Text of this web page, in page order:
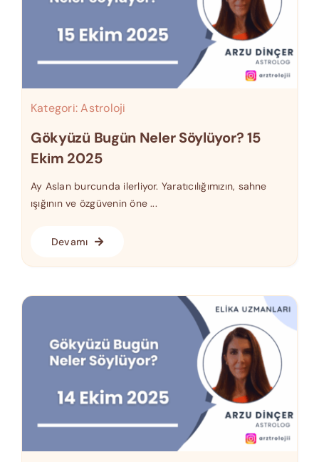
Kategori:Astroloji
Gökyüzü Bugün Neler Söylüyor? 15
Ekim 2025
Ay Aslan burcunda ilerliyor. Yaratıcılığımızın, sahne
ışığının ve özgüvenin öne ...
Devamı